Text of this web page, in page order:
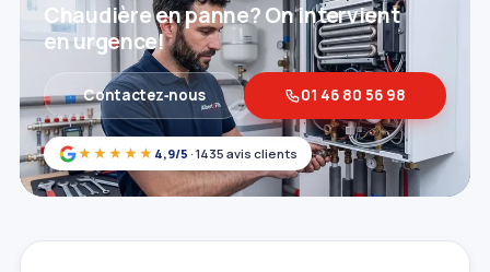
★★★★★ 4,9/5 · 1435 avis clients
Chaudière en panne? On intervient
en urgence!
Contactez‑nous 01 46 80 56 98